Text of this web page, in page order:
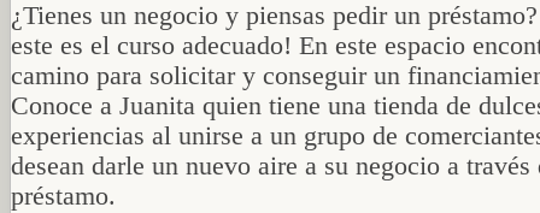
¿Tienes un negocio y piensas pedir un
este es el curso adecuado! En este espacio
camino para solicitar y conseguir un
Conoce a Juanita quien tiene una tienda de
experiencias al unirse a un grupo de
desean darle un nuevo aire a su negocio a través
préstamo.